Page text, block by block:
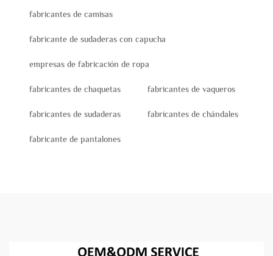
fabricantes de camisas
fabricante de sudaderas con capucha
empresas de fabricación de ropa
fabricantes de chaquetas fabricantes de vaqueros
fabricantes de sudaderas fabricantes de chándales
fabricante de pantalones